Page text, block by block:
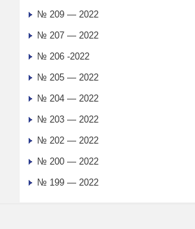
№ 209 — 2022
№ 207 — 2022
№ 206 -2022
№ 205 — 2022
№ 204 — 2022
№ 203 — 2022
№ 202 — 2022
№ 200 — 2022
№ 199 — 2022